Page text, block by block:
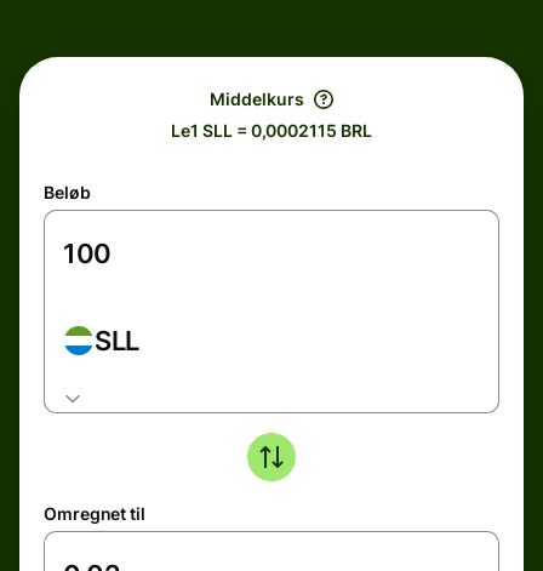
Middelkurs
Le1 SLL = 0,0002115 BRL
Beløb
SLL
Omregnet til